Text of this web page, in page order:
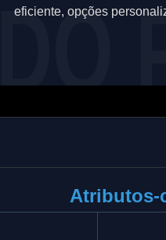
eficiente, opções
Atributos-